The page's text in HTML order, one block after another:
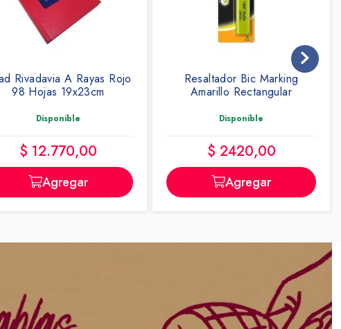
Resaltador Bic Marking
Amarillo Rectangular
Disponible
$ 2420,00
Agregar
Resaltador Bic Marking Verde
Circ X Unidad
Disponible
$ 2590,00
Agregar